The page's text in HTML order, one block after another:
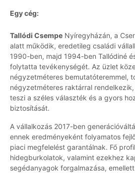
Egy cég:
Tallódi Csempe Nyíregyházán, a
alatt működik, eredetileg családi
1990-ben, majd 1994-ben Tallódiné
folytatta tevékenységét. Az üzlet
négyzetméteres bemutatóteremmel,
négyzetméteres raktárral
teszi a széles választék és a gyors
biztosítását.
A vállalkozás 2017-ben
ennek eredményeként folyamatos
piaci megfelelést garantálnak. Fő
hidegburkolatok, valamint ezekhez
segédanyagok forgalmazása,